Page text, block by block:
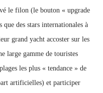
le filon (le bouton « upgrade
des stars internationales à
grand yacht accoster sur les
large gamme de touristes
les plus « tendance » de
artificielles) et participer